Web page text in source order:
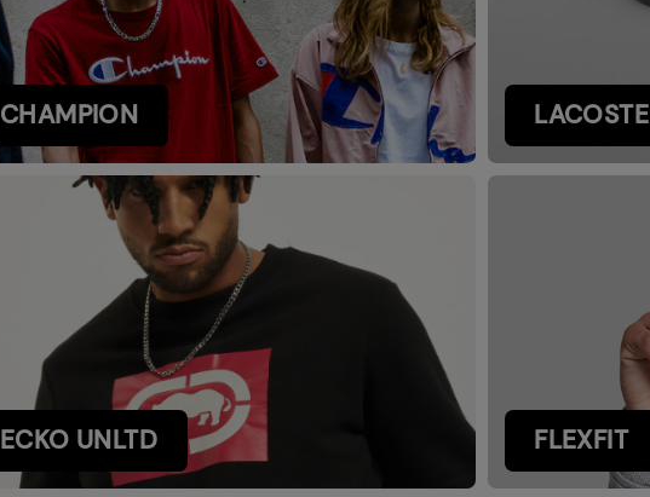
CHAMPION LACOSTE
ECKO UNLTD FLEXFIT